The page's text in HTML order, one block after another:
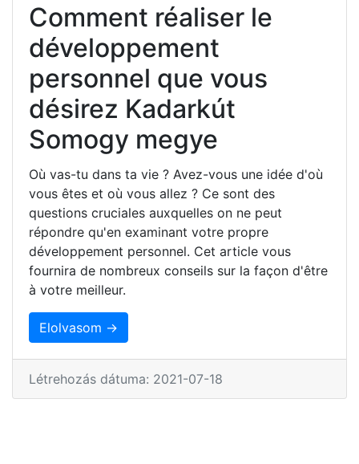
Comment réaliser le
développement
personnel que vous
désirez Kadarkút
Somogy megye
Où vas-tu dans ta vie ? Avez-vous une idée d'où
vous êtes et où vous allez ? Ce sont des
questions cruciales auxquelles on ne peut
répondre qu'en examinant votre propre
développement personnel. Cet article vous
fournira de nombreux conseils sur la façon d'être
à votre meilleur.
Elolvasom →
Létrehozás dátuma: 2021-07-18